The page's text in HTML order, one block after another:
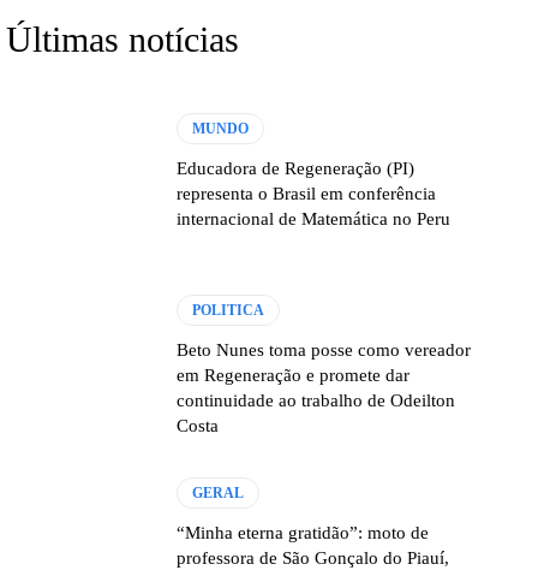
Últimas notícias
MUNDO
Educadora de Regeneração (PI)
representa o Brasil em conferência
internacional de Matemática no Peru
POLITICA
Beto Nunes toma posse como vereador
em Regeneração e promete dar
continuidade ao trabalho de Odeilton
Costa
GERAL
“Minha eterna gratidão”: moto de
professora de São Gonçalo do Piauí,